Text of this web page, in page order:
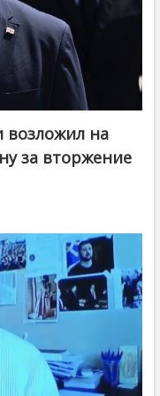
возложил на
за вторжение